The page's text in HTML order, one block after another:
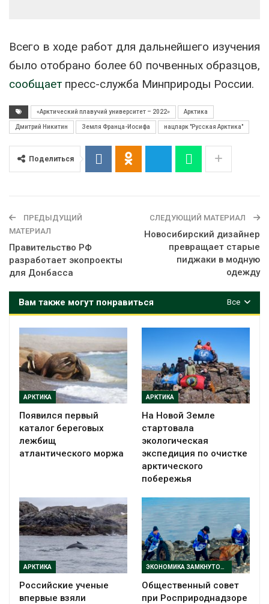
Всего в ходе работ для дальнейшего изучения
было отобрано более 60 почвенных образцов,
сообщает пресс-служба Минприроды России.
«Арктический плавучий университет – 2022» Арктика
Дмитрий Никитин Земля Франца-Иосифа нацпарк "Русская Арктика"
Поделиться
ПРЕДЫДУЩИЙ
МАТЕРИАЛ
Правительство РФ
разработает экопроекты
для Донбасса
СЛЕДУЮЩИЙ МАТЕРИАЛ
Новосибирский дизайнер
превращает старые
пиджаки в модную
одежду
Все
Вам также могут понравиться
АРКТИКА
Появился первый
каталог береговых
лежбищ
атлантического моржа
АРКТИКА
На Новой Земле
стартовала
экологическая
экспедиция по очистке
арктического
побережья
АРКТИКА
Российские ученые
впервые взяли
ЭКОНОМИКА ЗАМКНУТОГО ЦИКЛА
Общественный совет
при Росприроднадзоре